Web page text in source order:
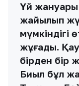
Үй жануары
жайылып
мүмкіндігі
жұғады.
бірден бір
Биыл бұл